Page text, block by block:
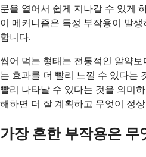
문을 열어서 쉽게 지나갈 수 있게
이 메커니즘은 특정 부작용이 발
합니다.
씹어 먹는 형태는 전통적인 알약보
는 효과를 더 빨리 느낄 수 있다는
빨리 나타날 수 있다는 것을 의미
해하면 더 잘 계획하고 무엇이 정
가장 흔한 부작용은 무